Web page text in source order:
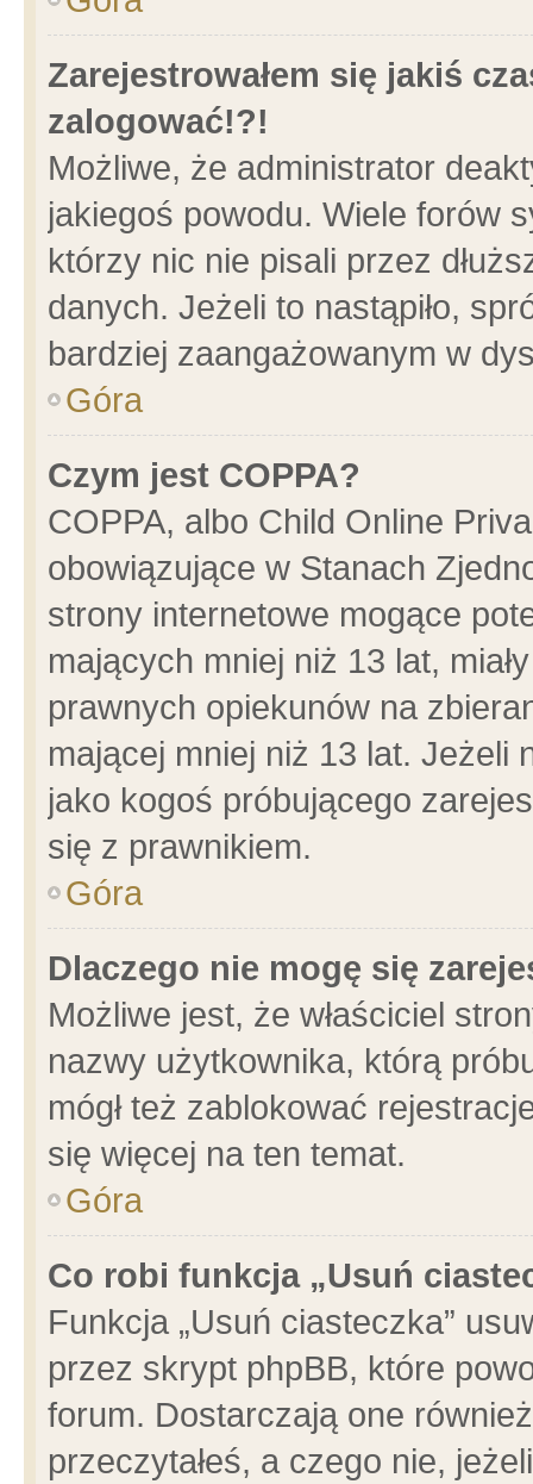
Zarejestrowałem się jakiś
zalogować!?!
Możliwe, że administrator
jakiegoś powodu. Wiele forów
którzy nic nie pisali przez
danych. Jeżeli to nastąpiło,
bardziej zaangażowanym w
Góra
Czym jest COPPA?
COPPA, albo Child Online
obowiązujące w Stanach
strony internetowe mogące
mających mniej niż 13 lat,
prawnych opiekunów na
mającej mniej niż 13 lat. Jeżeli
jako kogoś próbującego
się z prawnikiem.
Góra
Dlaczego nie mogę się
Możliwe jest, że właściciel
nazwy użytkownika, którą
mógł też zablokować
się więcej na ten temat.
Góra
Co robi funkcja „Usuń
Funkcja „Usuń ciasteczka”
przez skrypt phpBB, które
forum. Dostarczają one
przeczytałeś, a czego nie,